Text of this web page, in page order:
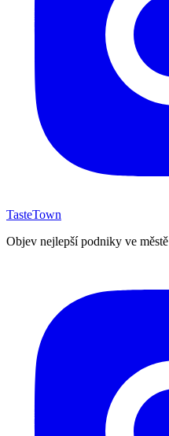
TasteTown
Objev nejlepší podniky ve městě